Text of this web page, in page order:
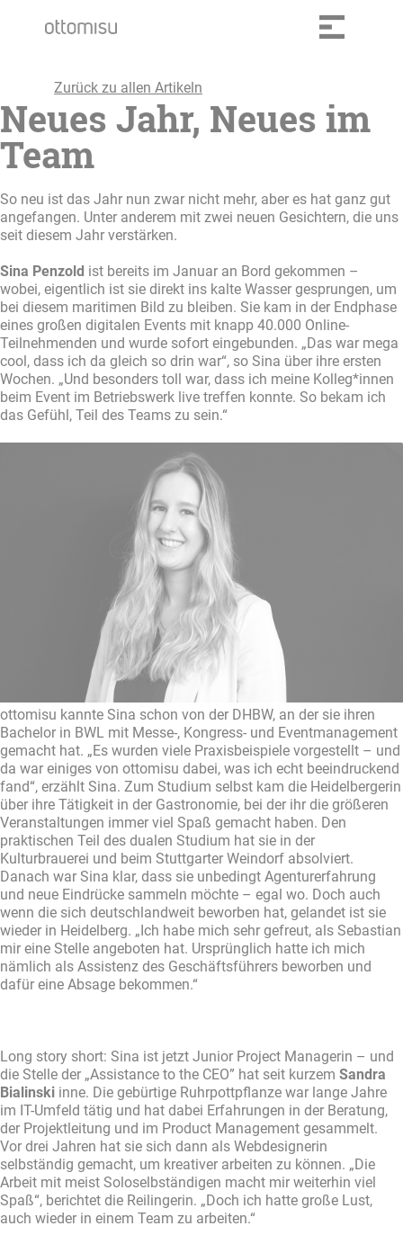
Zurück zu allen Artikeln
Neues Jahr, Neues im
Team
So neu ist das Jahr nun zwar nicht mehr, aber es hat ganz gut
angefangen. Unter anderem mit zwei neuen Gesichtern, die uns
seit diesem Jahr verstärken.
Sina Penzold ist bereits im Januar an Bord gekommen –
wobei, eigentlich ist sie direkt ins kalte Wasser gesprungen, um
bei diesem maritimen Bild zu bleiben. Sie kam in der Endphase
eines großen digitalen Events mit knapp 40.000 Online-
Teilnehmenden und wurde sofort eingebunden. „Das war mega
cool, dass ich da gleich so drin war“, so Sina über ihre ersten
Wochen. „Und besonders toll war, dass ich meine Kolleg*innen
beim Event im Betriebswerk live treffen konnte. So bekam ich
das Gefühl, Teil des Teams zu sein.“
ottomisu kannte Sina schon von der DHBW, an der sie ihren
Bachelor in BWL mit Messe-, Kongress- und Eventmanagement
gemacht hat. „Es wurden viele Praxisbeispiele vorgestellt – und
da war einiges von ottomisu dabei, was ich echt beeindruckend
fand“, erzählt Sina. Zum Studium selbst kam die Heidelbergerin
über ihre Tätigkeit in der Gastronomie, bei der ihr die größeren
Veranstaltungen immer viel Spaß gemacht haben. Den
praktischen Teil des dualen Studium hat sie in der
Kulturbrauerei und beim Stuttgarter Weindorf absolviert.
Danach war Sina klar, dass sie unbedingt Agenturerfahrung
und neue Eindrücke sammeln möchte – egal wo. Doch auch
wenn die sich deutschlandweit beworben hat, gelandet ist sie
wieder in Heidelberg. „Ich habe mich sehr gefreut, als Sebastian
mir eine Stelle angeboten hat. Ursprünglich hatte ich mich
nämlich als Assistenz des Geschäftsführers beworben und
dafür eine Absage bekommen.“
Long story short: Sina ist jetzt Junior Project Managerin – und
die Stelle der „Assistance to the CEO” hat seit kurzem Sandra
Bialinski inne. Die gebürtige Ruhrpottpflanze war lange Jahre
im IT-Umfeld tätig und hat dabei Erfahrungen in der Beratung,
der Projektleitung und im Product Management gesammelt.
Vor drei Jahren hat sie sich dann als Webdesignerin
selbständig gemacht, um kreativer arbeiten zu können. „Die
Arbeit mit meist Soloselbständigen macht mir weiterhin viel
Spaß“, berichtet die Reilingerin. „Doch ich hatte große Lust,
auch wieder in einem Team zu arbeiten.“